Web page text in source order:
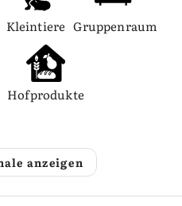
Kleintiere Gruppenraum
Hofprodukte
anzeigen